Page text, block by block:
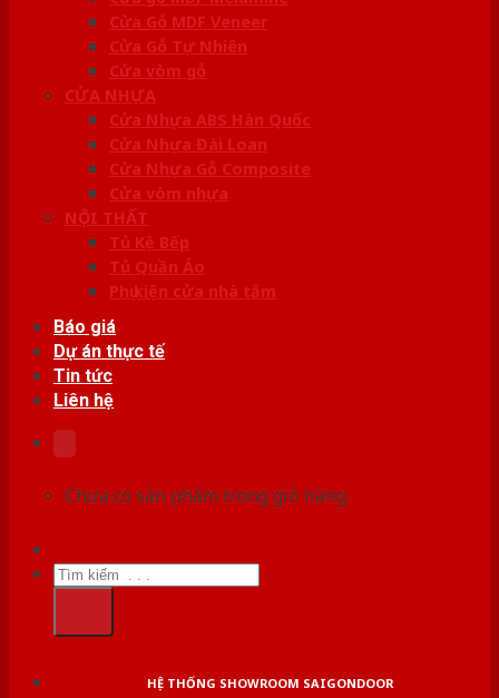
Cửa Gỗ MDF Veneer
Cửa Gỗ Tự Nhiên
Cửa vòm gỗ
CỬA NHỰA
Cửa Nhựa ABS Hàn Quốc
Cửa Nhựa Đài Loan
Cửa Nhựa Gỗ Composite
Cửa vòm nhựa
NỘI THẤT
Tủ Kệ Bếp
Tủ Quần Áo
Phụ kiện cửa nhà tắm
Báo giá
Dự án thực tế
Tin tức
Liên hệ
Chưa có sản phẩm trong giỏ hàng.
Tìm
kiếm:
HỆ THỐNG SHOWROOM SAIGONDOOR